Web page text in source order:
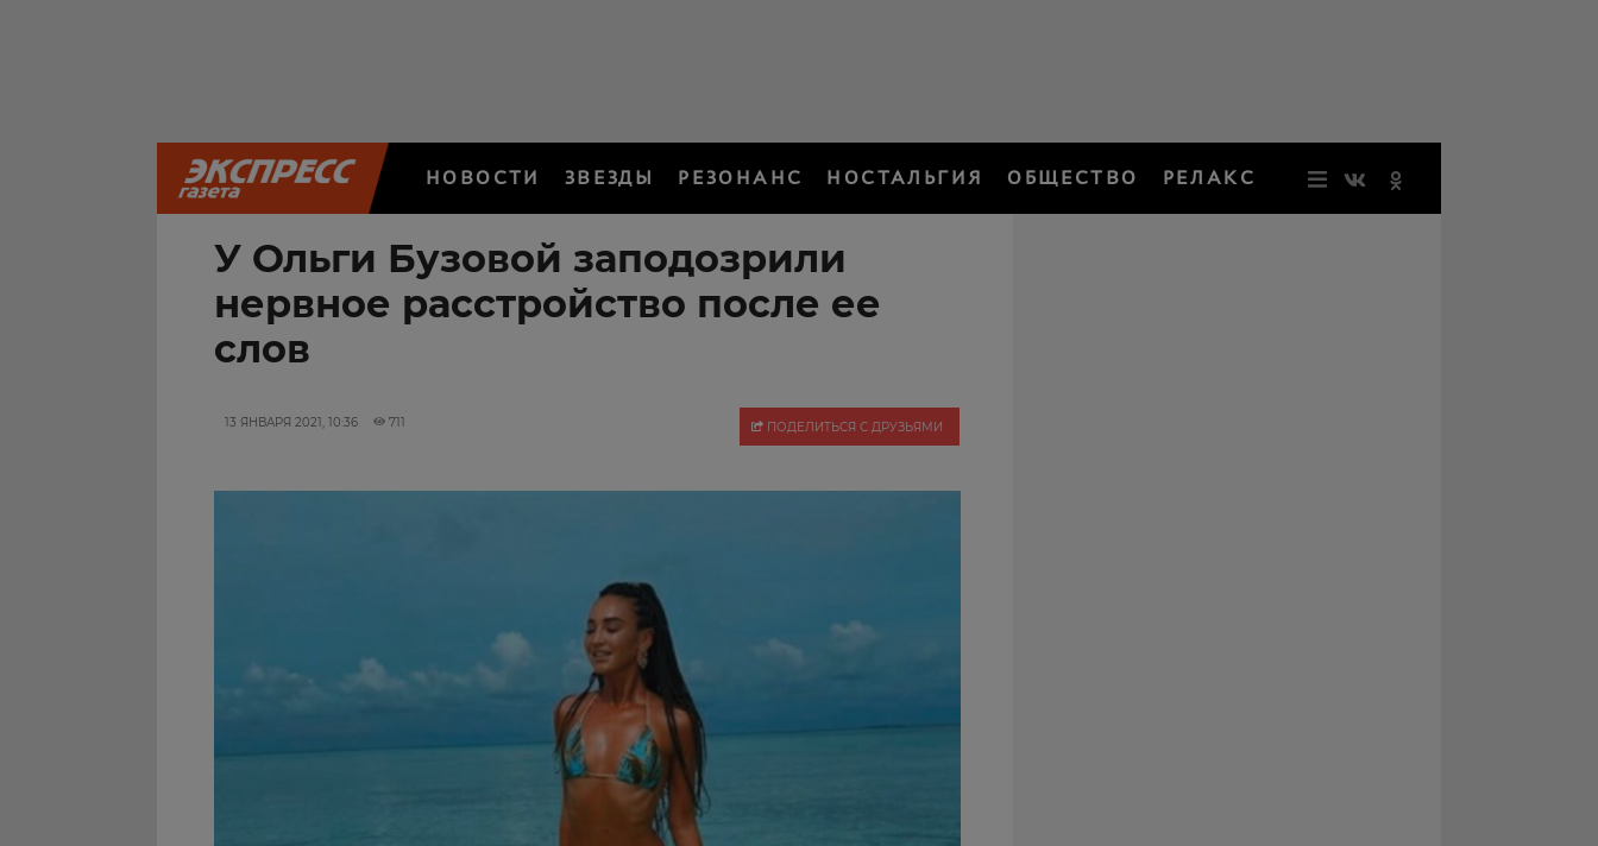
НОВОСТИ ЗВЕЗДЫ РЕЗОНАНС НОСТАЛЬГИЯ ОБЩЕСТВО РЕЛАКС
У Ольги Бузовой заподозрили
нервное расстройство после ее
слов
13 ЯНВАРЯ 2021, 10:36 711 ПОДЕЛИТЬСЯ С ДРУЗЬЯМИ